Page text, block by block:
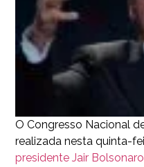
O Congresso Nacional
realizada nesta quinta-
presidente Jair